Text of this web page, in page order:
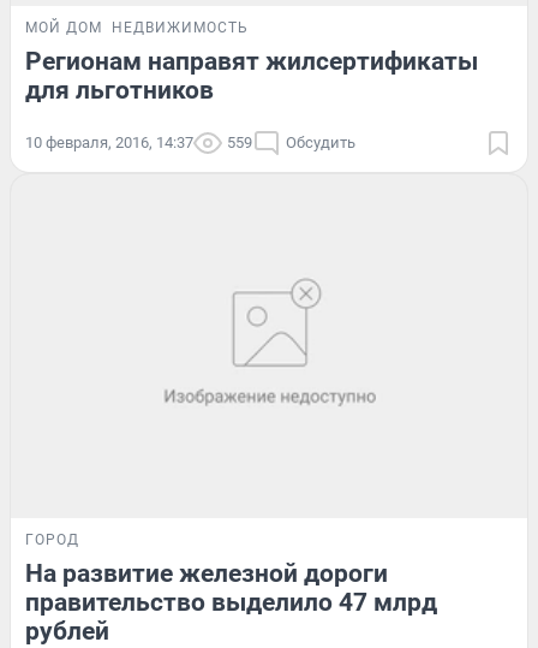
МОЙ ДОМ НЕДВИЖИМОСТЬ
Регионам направят жилсертификаты
для льготников
10 февраля, 2016, 14:37 559 Обсудить
ГОРОД
На развитие железной дороги
правительство выделило 47 млрд
рублей